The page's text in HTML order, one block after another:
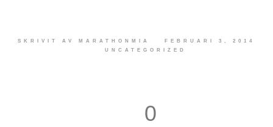
SKRIVIT AV MARATHONMIA
FEBRUARI 3, 2014
UNCATEGORIZED
0